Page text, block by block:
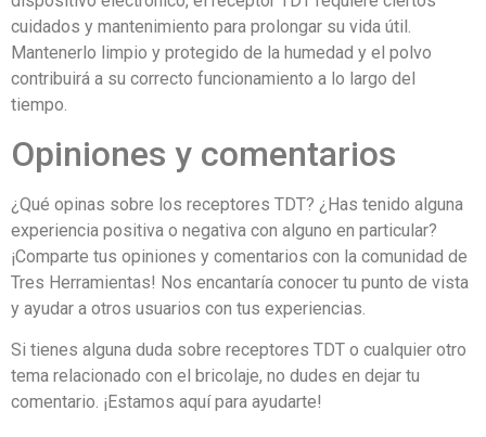
cuidados y mantenimiento para prolongar su vida útil.
Mantenerlo limpio y protegido de la humedad y el polvo
contribuirá a su correcto funcionamiento a lo largo del
tiempo.
Opiniones y comentarios
¿Qué opinas sobre los receptores TDT? ¿Has tenido alguna
experiencia positiva o negativa con alguno en particular?
¡Comparte tus opiniones y comentarios con la comunidad de
Tres Herramientas! Nos encantaría conocer tu punto de vista
y ayudar a otros usuarios con tus experiencias.
Si tienes alguna duda sobre receptores TDT o cualquier otro
tema relacionado con el bricolaje, no dudes en dejar tu
comentario. ¡Estamos aquí para ayudarte!